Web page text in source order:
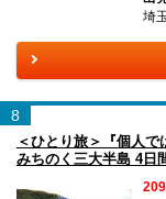
埼
8
＜ひとり旅＞『個人
みちのく三大半島 4日